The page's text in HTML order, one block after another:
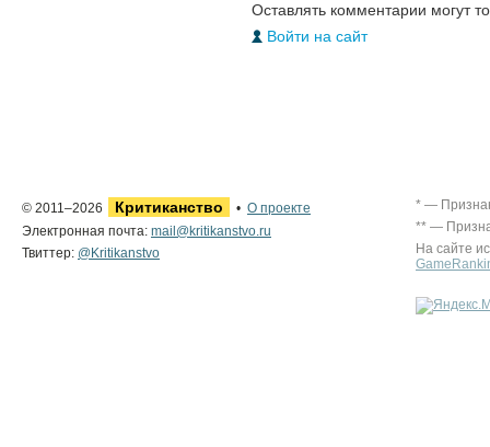
Оставлять комментарии могут
Войти на сайт
© 2011–2026 Критиканство • О проекте
Электронная почта: mail@kritikanstvo.ru
Твиттер: @Kritikanstvo
* —
** —
На сайте